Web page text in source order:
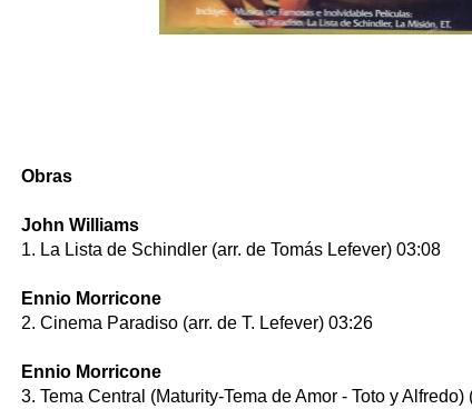
Obras
John Williams
1. La Lista de Schindler (arr. de Tomás Lefever) 03:08
Ennio Morricone
2. Cinema Paradiso (arr. de T. Lefever) 03:26
Ennio Morricone
3. Tema Central (Maturity-Tema de Amor - Toto y Alfredo)